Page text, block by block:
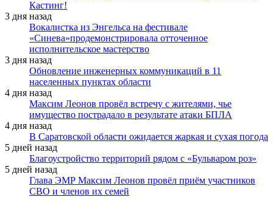
Кастинг!
3 дня назад
Вокалистка из Энгельса на фестивале
«Синева»продемонстрировала отточенное
исполнительское мастерство
3 дня назад
Обновление инженерных коммуникаций в 11
населенных пунктах области
4 дня назад
Максим Леонов провёл встречу с жителями, чье
имущество пострадало в результате атаки БПЛА
4 дня назад
В Саратовской области ожидается жаркая и сухая погода
5 дней назад
Благоустройство территорий рядом с «Бульваром роз»
5 дней назад
Глава ЭМР Максим Леонов провёл приём участников
СВО и членов их семей